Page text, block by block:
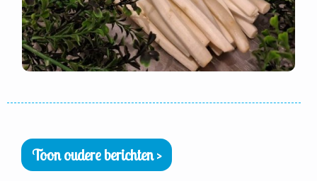
Toon oudere berichten >